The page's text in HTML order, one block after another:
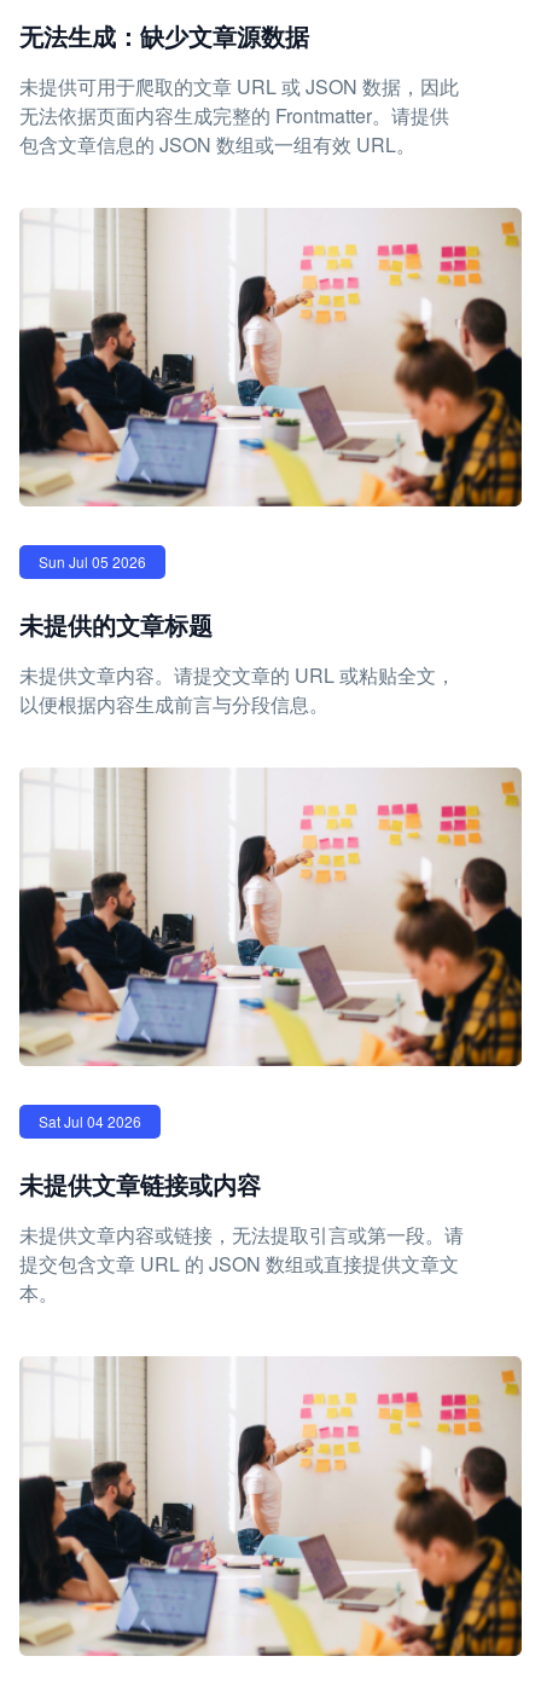
无法生成：缺少文章源数据
未提供可用于爬取的文章 URL 或 JSON 数据，因此
无法依据页面内容生成完整的 Frontmatter。请提供
包含文章信息的 JSON 数组或一组有效 URL。
Sun Jul 05 2026
未提供的文章标题
未提供文章内容。请提交文章的 URL 或粘贴全文，
以便根据内容生成前言与分段信息。
Sat Jul 04 2026
未提供文章链接或内容
未提供文章内容或链接，无法提取引言或第一段。请
提交包含文章 URL 的 JSON 数组或直接提供文章文
本。